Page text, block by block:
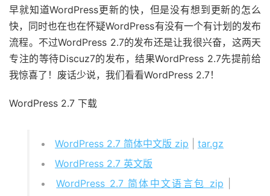
早就知道WordPress更新的快，但是没有想到更新的怎么
快，同时也在也在怀疑WordPress有没有一个有计划的发布
流程。不过WordPress 2.7的发布还是让我很兴奋，这两天
专注的等待Discuz7的发布，结果WordPress 2.7先提前给
我惊喜了！废话少说，我们看看WordPress 2.7！
WordPress 2.7 下载
WordPress 2.7 简体中文版 zip
tar.gz
WordPress 2.7 英文版
WordPress 2.7 简体中文语言包 zip